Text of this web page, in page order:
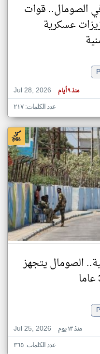
الصومال.. قوات
عسكرية
Jul 28, 2026
منذ ٩ أيام
عدد الكلمات: ٢١٧
الصومال يتجهز
Jul 25, 2026
منذ ١٣ يوم
عدد الكلمات: ٣٦٥